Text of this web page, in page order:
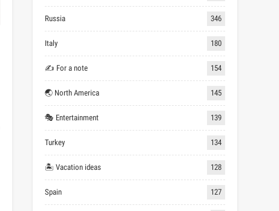
Russia 346
Italy 180
✍ For a note 154
🌏 North America 145
🎭 Entertainment 139
Turkey 134
🏝 Vacation ideas 128
Spain 127